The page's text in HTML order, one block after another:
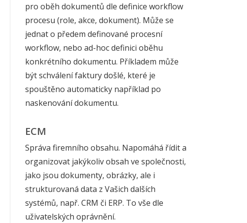
pro oběh dokumentů dle definice workflow
procesu (role, akce, dokument). Může se
jednat o předem definované procesní
workflow, nebo ad-hoc definici oběhu
konkrétního dokumentu. Příkladem může
být schválení faktury došlé, které je
spouštěno automaticky například po
naskenování dokumentu.
ECM
Správa firemního obsahu. Napomáhá řídit a
organizovat jakýkoliv obsah ve společnosti,
jako jsou dokumenty, obrázky, ale i
strukturovaná data z Vašich dalších
systémů, např. CRM či ERP. To vše dle
uživatelských oprávnění.